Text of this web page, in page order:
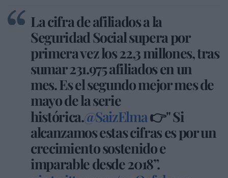
La cifra de afiliados a la
Seguridad Social supera por
primera vez los 22,3 millones, tras
sumar 231.975 afiliados en un
mes. Es el segundo mejor mes de
mayo de la serie
histórica.@SaizElma👉" Si
alcanzamos estas cifras es por un
crecimiento sostenido e
imparable desde 2018”.